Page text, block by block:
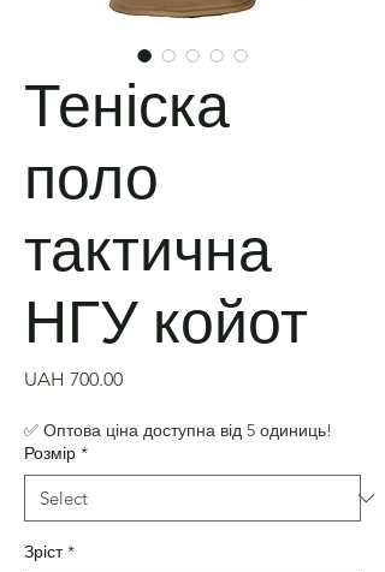
Теніска
поло
тактична
НГУ койот
UAH 700.00Price
✅ Оптова ціна доступна від 5 одиниць!
Розмір *
Зріст *